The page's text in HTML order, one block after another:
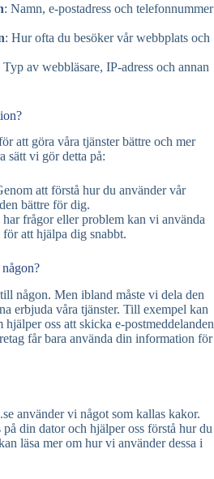
: Namn, e-postadress och telefonnummer
: Hur ofta du besöker vår webbplats och
Typ av webbläsare, IP-adress och annan
att göra våra tjänster bättre och mer
sätt vi gör detta på:
att förstå hur du använder vår
bättre för dig.
frågor eller problem kan vi använda
att hjälpa dig snabbt.
någon. Men ibland måste vi dela den
erbjuda våra tjänster. Till exempel kan
hjälper oss att skicka e-postmeddelanden
får bara använda din information för
använder vi något som kallas kakor.
din dator och hjälper oss förstå hur du
läsa mer om hur vi använder dessa i